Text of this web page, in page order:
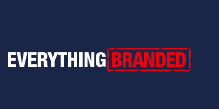
Everything Branded